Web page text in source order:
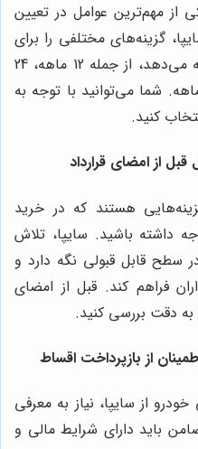
از مهم‌ترین عوامل در تعیین
گزینه‌های مختلفی را برای
مدت زمان بازپرداخت اقساط ارائه می‌دهد، از جمله 12 ماهه، 24
36 ماهه، 48 ماهه و 60 ماهه. شما می‌توانید با توجه به
کنید.
از امضای قرارداد
هستند که در خرید
داشته باشید. سایپا، تلاش
سطح قابل قبولی نگه دارد و
فراهم کند. قبل از امضای
به دقت بررسی کنید.
از بازپرداخت اقساط
از سایپا، نیاز به معرفی
باید دارای شرایط مالی و